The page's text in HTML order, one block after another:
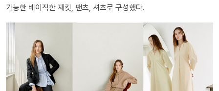
가능한 베이직한 재킷, 팬츠, 셔츠로 구성했다.